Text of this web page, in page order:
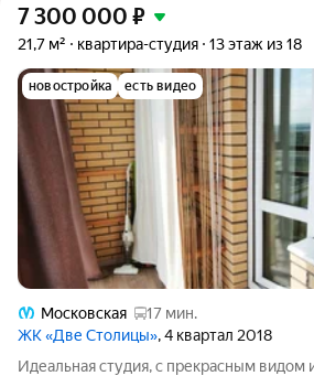
7 300 000 ₽
21,7 м² квартира-студия 13 этаж из 18
новостройка есть видео
Московская
17 мин.
ЖК «Две Столицы», 4 квартал 2018
Идеальная студия, с прекрасным видом